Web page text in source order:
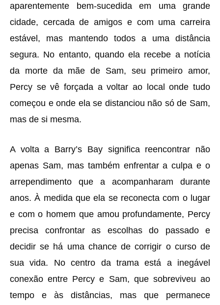
aparentemente bem-sucedida em uma grande
cidade, cercada de amigos e com uma carreira
estável, mas mantendo todos a uma distância
segura. No entanto, quando ela recebe a notícia
da morte da mãe de Sam, seu primeiro amor,
Percy se vê forçada a voltar ao local onde tudo
começou e onde ela se distanciou não só de Sam,
mas de si mesma.
A volta a Barry’s Bay significa reencontrar não
apenas Sam, mas também enfrentar a culpa e o
arrependimento que a acompanharam durante
anos. À medida que ela se reconecta com o lugar
e com o homem que amou profundamente, Percy
precisa confrontar as escolhas do passado e
decidir se há uma chance de corrigir o curso de
sua vida. No centro da trama está a inegável
conexão entre Percy e Sam, que sobreviveu ao
tempo e às distâncias, mas que permanece